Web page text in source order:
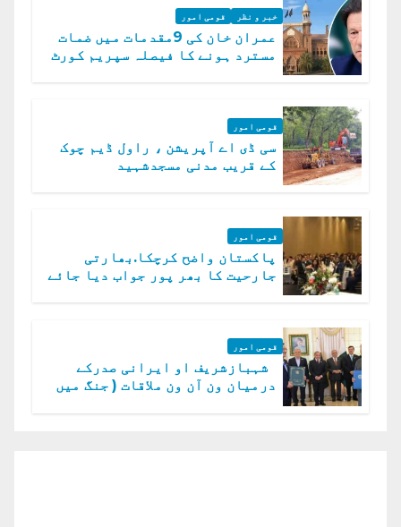
خبر و نظر قومی امور
عمران خان کی 9مقدمات میں ضمات
مسترد ہونے کا فیصلہ سپریم کورٹ
قومی امور
سی ڈی اے آپریشن ، راول ڈیم چوک
کے قریب مدنی مسجدشہید
قومی امور
پاکستان واضح کرچکا.بھارتی
جارحیت کا بھر پور جواب دیا جائے
قومی امور
شہبازشریف او ایرانی صدرکے
درمیان ون آن ون ملاقات ( جنگ میں